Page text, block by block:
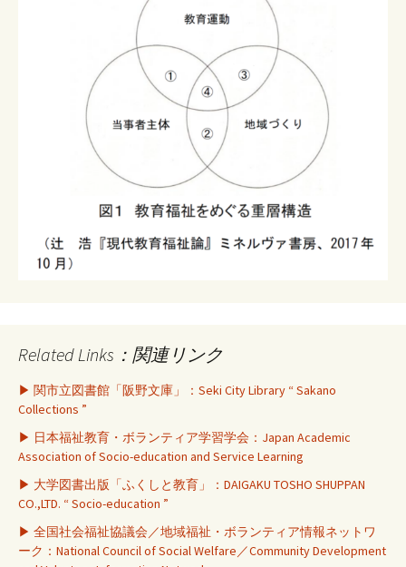
Related Links：関連リンク
▶ 関市立図書館「阪野文庫」：Seki City Library “ Sakano
Collections ”
▶ 日本福祉教育・ボランティア学習学会：Japan Academic
Association of Socio-education and Service Learning
▶ 大学図書出版「ふくしと教育」：DAIGAKU TOSHO SHUPPAN
CO.,LTD. “ Socio-education ”
▶ 全国社会福祉協議会／地域福祉・ボランティア情報ネットワ
ーク：National Council of Social Welfare／Community Development